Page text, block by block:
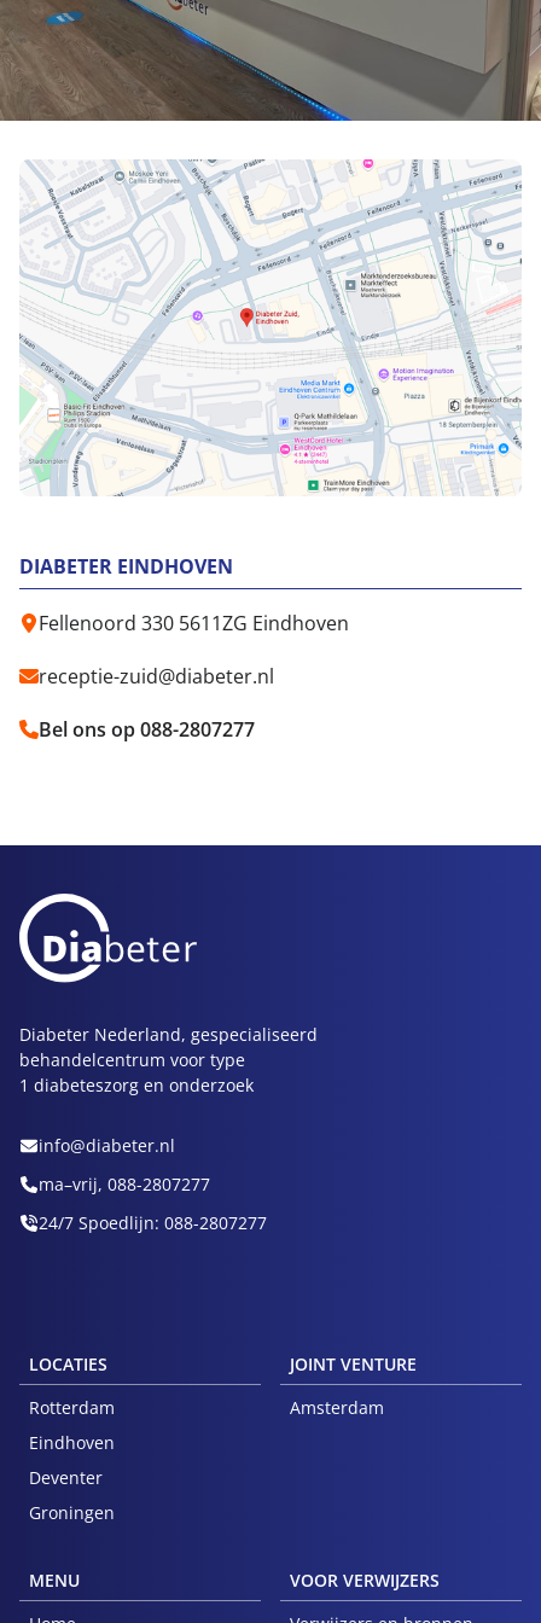
DIABETER EINDHOVEN
Fellenoord 330 5611ZG Eindhoven
receptie-zuid@diabeter.nl
Bel ons op 088-2807277
Diabeter Nederland, gespecialiseerd
behandelcentrum voor type
1 diabeteszorg en onderzoek
info@diabeter.nl
ma–vrij, 088-2807277
24/7 Spoedlijn: 088-2807277
LOCATIES
Rotterdam
Eindhoven
Deventer
Groningen
JOINT VENTURE
Amsterdam
MENU
VOOR VERWIJZERS